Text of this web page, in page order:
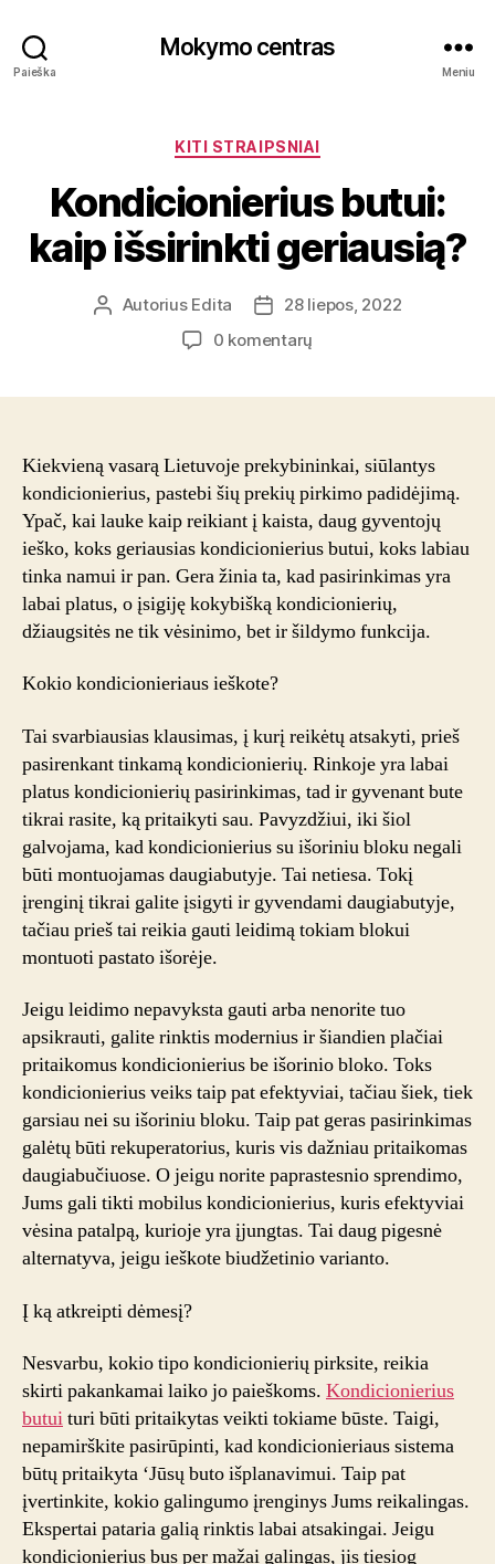
Paieška
Mokymo centras
Meniu
Kategorijos
KITI STRAIPSNIAI
Kondicionierius butui:
kaip išsirinkti geriausią?
ĮrašoAutorius Edita
Įrašo28 liepos, 2022
0 komentarų
geriausią?
Kiekvieną vasarą Lietuvoje prekybininkai, siūlantys
kondicionierius, pastebi šių prekių pirkimo padidėjimą.
Ypač, kai lauke kaip reikiant į kaista, daug gyventojų
ieško, koks geriausias kondicionierius butui, koks labiau
tinka namui ir pan. Gera žinia ta, kad pasirinkimas yra
labai platus, o įsigiję kokybišką kondicionierių,
džiaugsitės ne tik vėsinimo, bet ir šildymo funkcija.
Kokio kondicionieriaus ieškote?
Tai svarbiausias klausimas, į kurį reikėtų atsakyti, prieš
pasirenkant tinkamą kondicionierių. Rinkoje yra labai
platus kondicionierių pasirinkimas, tad ir gyvenant bute
tikrai rasite, ką pritaikyti sau. Pavyzdžiui, iki šiol
galvojama, kad kondicionierius su išoriniu bloku negali
būti montuojamas daugiabutyje. Tai netiesa. Tokį
įrenginį tikrai galite įsigyti ir gyvendami daugiabutyje,
tačiau prieš tai reikia gauti leidimą tokiam blokui
montuoti pastato išorėje.
Jeigu leidimo nepavyksta gauti arba nenorite tuo
apsikrauti, galite rinktis modernius ir šiandien plačiai
pritaikomus kondicionierius be išorinio bloko. Toks
kondicionierius veiks taip pat efektyviai, tačiau šiek, tiek
garsiau nei su išoriniu bloku. Taip pat geras pasirinkimas
galėtų būti rekuperatorius, kuris vis dažniau pritaikomas
daugiabučiuose. O jeigu norite paprastesnio sprendimo,
Jums gali tikti mobilus kondicionierius, kuris efektyviai
vėsina patalpą, kurioje yra įjungtas. Tai daug pigesnė
alternatyva, jeigu ieškote biudžetinio varianto.
Į ką atkreipti dėmesį?
Nesvarbu, kokio tipo kondicionierių pirksite, reikia
skirti pakankamai laiko jo paieškoms. Kondicionierius
butuituri būti pritaikytas veikti tokiame būste. Taigi,
nepamirškite pasirūpinti, kad kondicionieriaus sistema
būtų pritaikyta ‘Jūsų buto išplanavimui. Taip pat
įvertinkite, kokio galingumo įrenginys Jums reikalingas.
Ekspertai pataria galią rinktis labai atsakingai. Jeigu
kondicionierius bus per mažai galingas, jis tiesiog